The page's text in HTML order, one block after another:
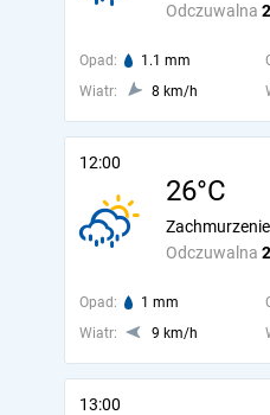
Odczuwalna
Opad: 1.1 mm
Wiatr:
8 km/h
12:00
26°C
Odczuwalna
Opad: 1 mm
Wiatr:
9 km/h
13:00